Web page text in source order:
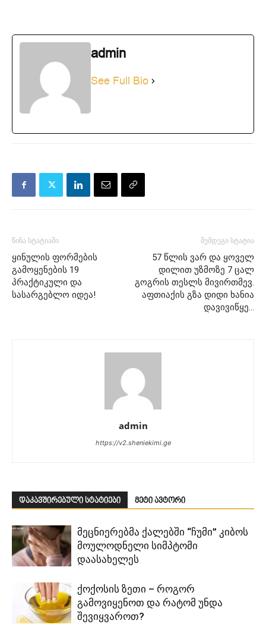
admin
See Full Bio
წინა სტატიაში
ყინულის ფორმების
გამოყენების 19
პრაქტიკული და
სასარგებლო იდეა!
შემდეგი სტატია
57 წლის ვარ და ყოველ
დილით უზმოზე 7 ცალ
გოგრის თესლს მივირთმევ.
აფთიაქის გზა დიდი ხანია
დავივიწყე…
admin
https://v2.sheniekimi.ge
დაკავშირებული სტატიები მეტი ავტორი
მეცნიერებმა ქალებში “ჩუმი” კიბოს
მოულოდნელი სიმპტომი
დაასახელეს
ქოქოსის ზეთი – როგორ
გამოვიყენოთ და რატომ უნდა
შევიყვაროთ?